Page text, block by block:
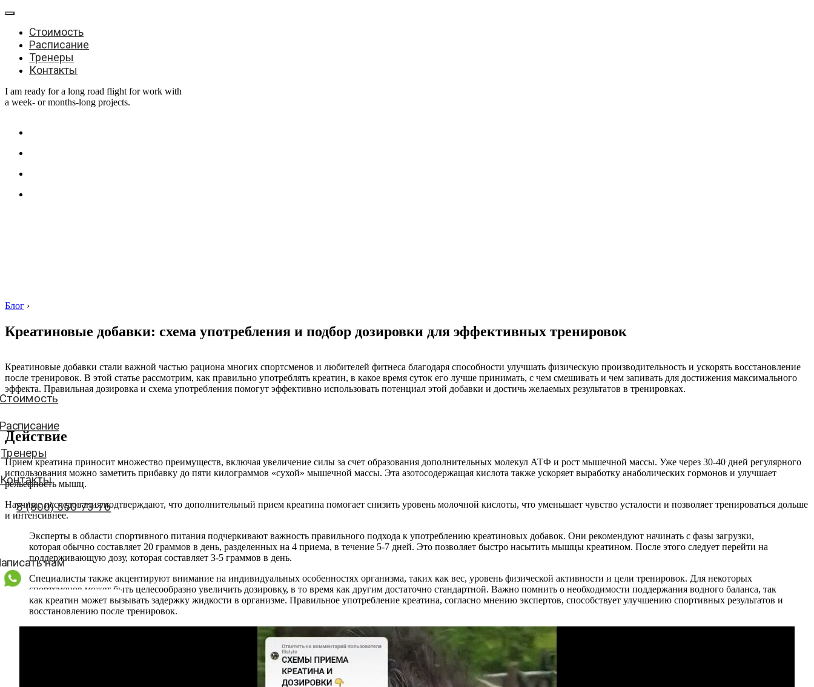
Стоимость
Расписание
Тренеры
Контакты
I am ready for a long road flight for work with
a week- or months-long projects.
Тренеры
Контакты
8 (800) 550-73-76
нам
Блог ›
Креатиновые добавки: схема употребления и подбор дозировки для эффективных тренировок
Креатиновые добавки стали важной частью рациона многих спортсменов и любителей фитнеса благодаря способности улучшать физическую производительность и ускорять восстановление
после тренировок. В этой статье рассмотрим, как правильно употреблять креатин, в какое время суток его лучше принимать, с чем смешивать и чем запивать для достижения максимального
эффекта. Правильная дозировка и схема употребления помогут эффективно использовать потенциал этой добавки и достичь желаемых результатов в тренировках.
Действие
Прием креатина приносит множество преимуществ, включая увеличение силы за счет образования дополнительных молекул АТФ и рост мышечной массы. Уже через 30-40 дней регулярного
использования можно заметить прибавку до пяти килограммов «сухой» мышечной массы. Эта азотосодержащая кислота также ускоряет выработку анаболических гормонов и улучшает
рельефность мышц.
Научные исследования подтверждают, что дополнительный прием креатина помогает снизить уровень молочной кислоты, что уменьшает чувство усталости и позволяет тренироваться дольше
и интенсивнее.
Эксперты в области спортивного питания подчеркивают важность правильного подхода к употреблению креатиновых добавок. Они рекомендуют начинать с фазы загрузки,
которая обычно составляет 20 граммов в день, разделенных на 4 приема, в течение 5-7 дней. Это позволяет быстро насытить мышцы креатином. После этого следует перейти на
поддерживающую дозу, которая составляет 3-5 граммов в день.
Специалисты также акцентируют внимание на индивидуальных особенностях организма, таких как вес, уровень физической активности и цели тренировок. Для некоторых
спортсменов может быть целесообразно увеличить дозировку, в то время как другим достаточно стандартной. Важно помнить о необходимости поддержания водного баланса, так
как креатин может вызывать задержку жидкости в организме. Правильное употребление креатина, согласно мнению экспертов, способствует улучшению спортивных результатов и
восстановлению после тренировок.